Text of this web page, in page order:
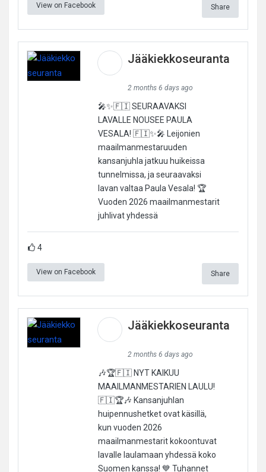
View on Facebook Share
Jääkiekkoseuranta
2 months 6 days ago
🎤✨🇫🇮 SEURAAVAKSI
LAVALLE NOUSEE PAULA
VESALA! 🇫🇮✨🎤 Leijonien
maailmanmestaruuden
kansanjuhla jatkuu huikeissa
tunnelmissa, ja seuraavaksi
lavan valtaa Paula Vesala! 🏆
Vuoden 2026 maailmanmestarit
juhlivat yhdessä
4
View on Facebook Share
Jääkiekkoseuranta
2 months 6 days ago
🎶🏆🇫🇮 NYT KAIKUU
MAAILMANMESTARIEN LAULU!
🇫🇮🏆🎶 Kansanjuhlan
huipennushetket ovat käsillä,
kun vuoden 2026
maailmanmestarit kokoontuvat
lavalle laulamaan yhdessä koko
Suomen kanssa! 💙 Tuhannet